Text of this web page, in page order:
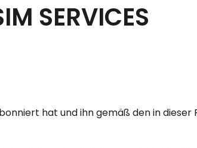
SERVICES
hat und ihn gemäß den in dieser